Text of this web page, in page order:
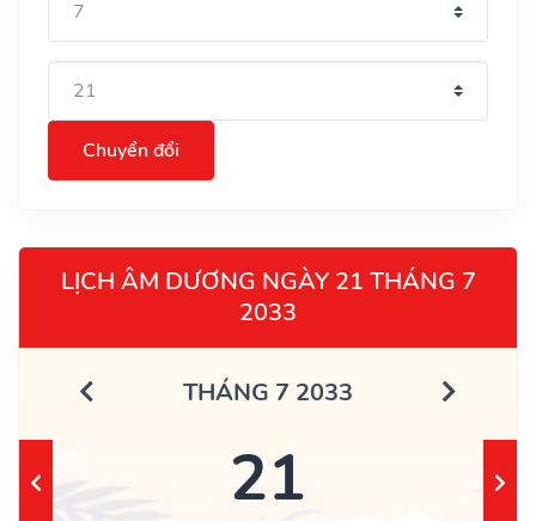
Chuyển đổi
LỊCH ÂM DƯƠNG NGÀY 21 THÁNG 7
2033
THÁNG 7 2033
21